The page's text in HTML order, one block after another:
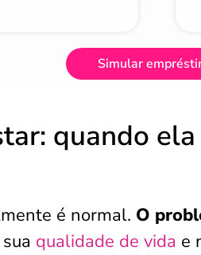
Simular
quando
é normal. O
qualidade de vida e